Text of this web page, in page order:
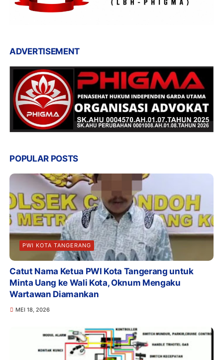
ADVERTISEMENT
POPULAR POSTS
PWI KOTA TANGERANG
Catut Nama Ketua PWI Kota Tangerang untuk
Minta Uang ke Wali Kota, Oknum Mengaku
Wartawan Diamankan
MEI 18, 2026